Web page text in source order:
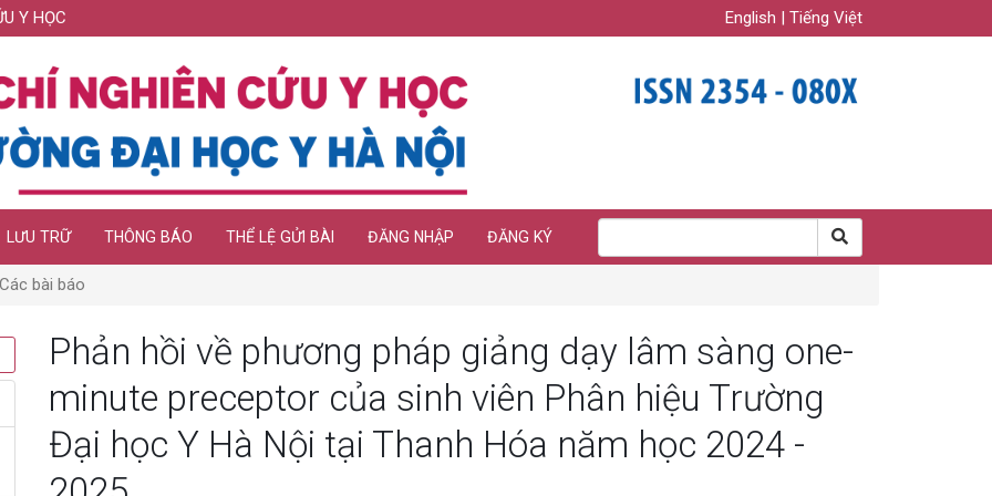
Y HỌC English | Tiếng Việt
LƯU TRỮ THÔNG BÁO THỂ LỆ GỬI BÀI ĐĂNG NHẬP ĐĂNG KÝ
Các bài báo
Phản hồi về phương pháp giảng dạy lâm sàng one-
minute preceptor của sinh viên Phân hiệu Trường
Đại học Y Hà Nội tại Thanh Hóa năm học 2024 -